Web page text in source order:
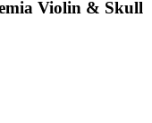
Violin & Skull